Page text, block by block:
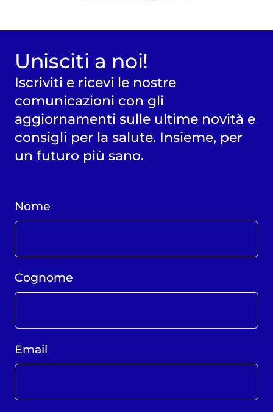
Unisciti a noi!
Iscriviti e ricevi le nostre
comunicazioni con gli
aggiornamenti sulle ultime novità e
consigli per la salute. Insieme, per
un futuro più sano.
Nome
Cognome
Email